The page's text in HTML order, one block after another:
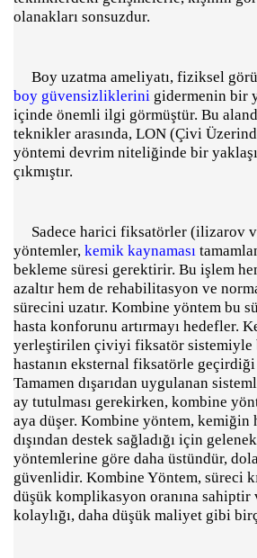
olanakları sonsuzdur.
Boy uzatma ameliyatı, fiziksel
boy güvensizliklerini gidermenin bir
içinde önemli ilgi görmüştür. Bu
teknikler arasında, LON (Çivi
yöntemi devrim niteliğinde bir
çıkmıştır.
Sadece harici fiksatörler (ilizarov
yöntemler, kemik kaynaması
bekleme süresi gerektirir. Bu işlem
azaltır hem de rehabilitasyon ve
sürecini uzatır. Kombine yöntem bu
hasta konforunu artırmayı hedefler.
yerleştirilen çiviyi fiksatör sistemiyle
hastanın eksternal fiksatörle geçirdiği
Tamamen dışarıdan uygulanan
ay tutulması gerekirken, kombine
aya düşer. Kombine yöntem, kemiğin
dışından destek sağladığı için
yöntemlerine göre daha üstündür,
güvenlidir. Kombine Yöntem, süreci
düşük komplikasyon oranına sahiptir
kolaylığı, daha düşük maliyet gibi